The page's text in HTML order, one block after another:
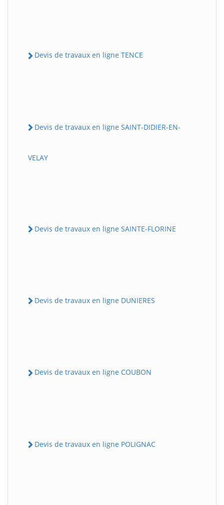
Devis de travaux en ligne TENCE
Devis de travaux en ligne SAINT-DIDIER-EN-
VELAY
Devis de travaux en ligne SAINTE-FLORINE
Devis de travaux en ligne DUNIERES
Devis de travaux en ligne COUBON
Devis de travaux en ligne POLIGNAC